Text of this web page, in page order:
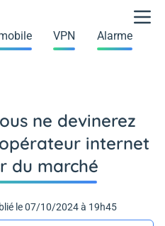
VPN Alarme
ne devinerez
internet
du marché
le 07/10/2024 à 19h45